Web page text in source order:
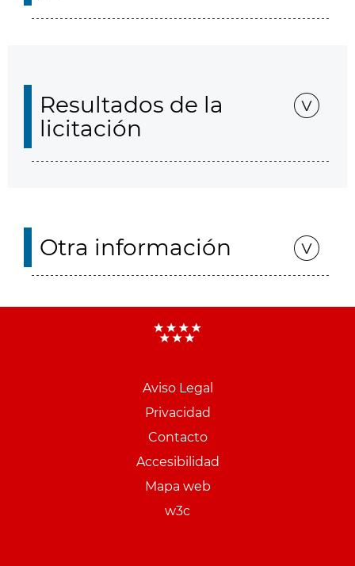
Resultados de la
licitación
Otra información
Aviso Legal
Privacidad
Contacto
Accesibilidad
Mapa web
w3c